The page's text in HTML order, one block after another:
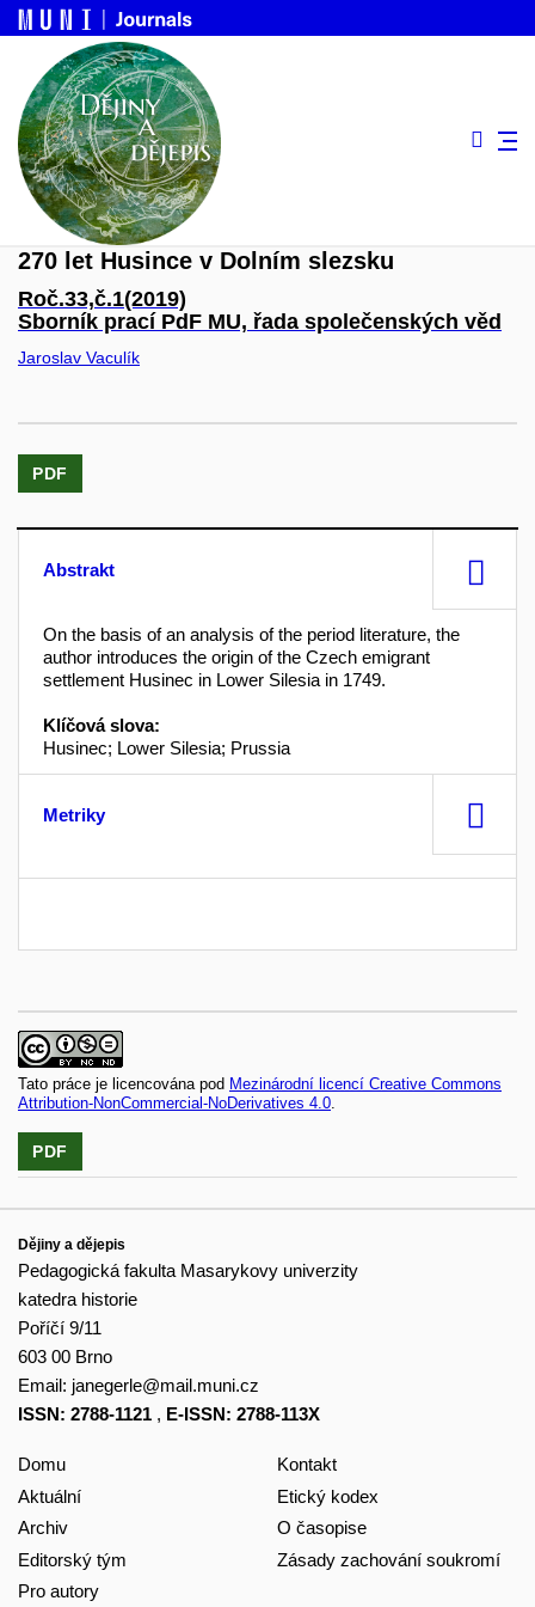
270 let Husince v Dolním slezsku
Roč.33,č.1(2019)
Sborník prací PdF MU, řada společenských věd
Jaroslav Vaculík
PDF
Abstrakt
On the basis of an analysis of the period literature, the
author introduces the origin of the Czech emigrant
settlement Husinec in Lower Silesia in 1749.
Klíčová slova:
Husinec; Lower Silesia; Prussia
Metriky
Tato práce je licencována pod Mezinárodní licencí Creative Commons
Attribution-NonCommercial-NoDerivatives 4.0.
PDF
Dějiny a dějepis
Pedagogická fakulta Masarykovy univerzity
katedra historie
Poříčí 9/11
603 00 Brno
Email: janegerle@mail.muni.cz
ISSN: 2788-1121 , E-ISSN: 2788-113X
Domu
Aktuální
Archiv
Editorský tým
Pro autory
Kontakt
Etický kodex
O časopise
Zásady zachování soukromí